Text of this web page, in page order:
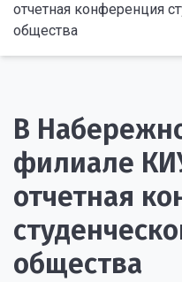
отчетная конференция
общества
В
филиале
отчетная
общества